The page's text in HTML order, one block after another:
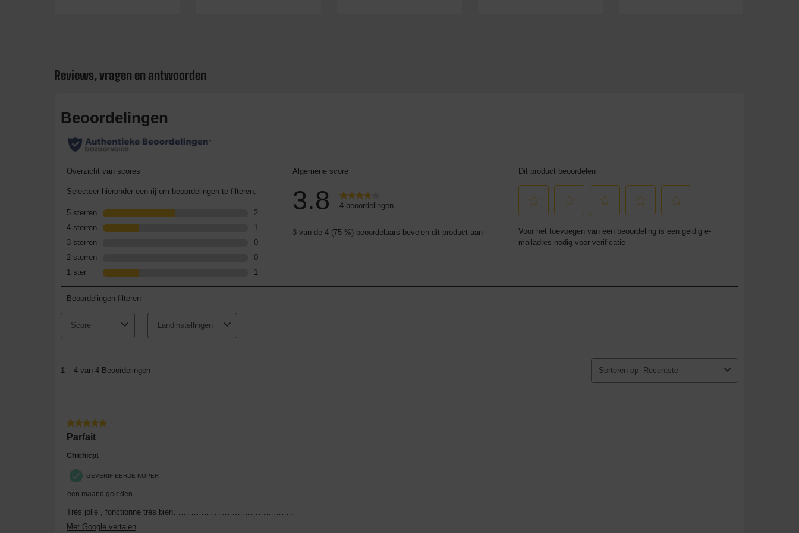
Reviews, vragen en antwoorden